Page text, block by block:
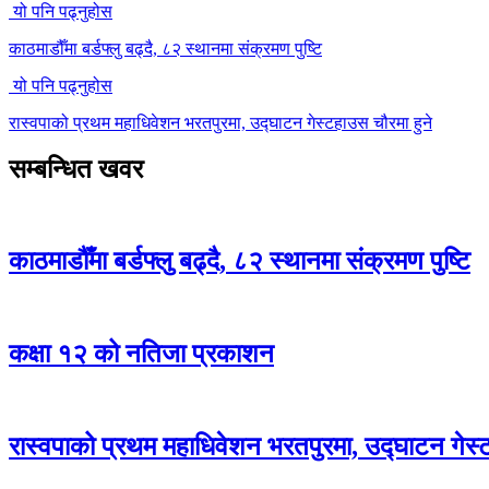
यो पनि पढ्नुहोस
काठमाडौँमा बर्डफ्लु बढ्दै, ८२ स्थानमा संक्रमण पुष्टि
यो पनि पढ्नुहोस
रास्वपाको प्रथम महाधिवेशन भरतपुरमा, उद्घाटन गेस्टहाउस चौरमा हुने
सम्बन्धित खवर
काठमाडौँमा बर्डफ्लु बढ्दै, ८२ स्थानमा संक्रमण पुष्टि
कक्षा १२ को नतिजा प्रकाशन
रास्वपाको प्रथम महाधिवेशन भरतपुरमा, उद्घाटन